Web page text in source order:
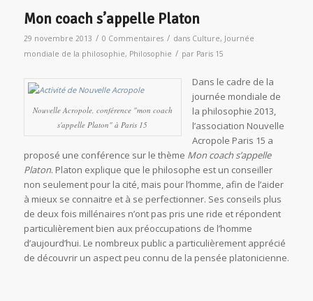
Mon coach s’appelle Platon
29 novembre 2013 / 0 Commentaires / dans Culture, Journée
mondiale de la philosophie, Philosophie / par Paris 15
Nouvelle Acropole, conférence "mon coach
s'appelle Platon" à Paris 15
Dans le cadre de la
journée mondiale de
la philosophie 2013,
l’association Nouvelle
Acropole Paris 15 a
proposé une conférence sur le thème Mon coach s’appelle
Platon. Platon explique que le philosophe est un conseiller
non seulement pour la cité, mais pour l’homme, afin de l’aider
à mieux se connaitre et à se perfectionner. Ses conseils plus
de deux fois millénaires n’ont pas pris une ride et répondent
particulièrement bien aux préoccupations de l’homme
d’aujourd’hui. Le nombreux public a particulièrement apprécié
de découvrir un aspect peu connu de la pensée platonicienne.